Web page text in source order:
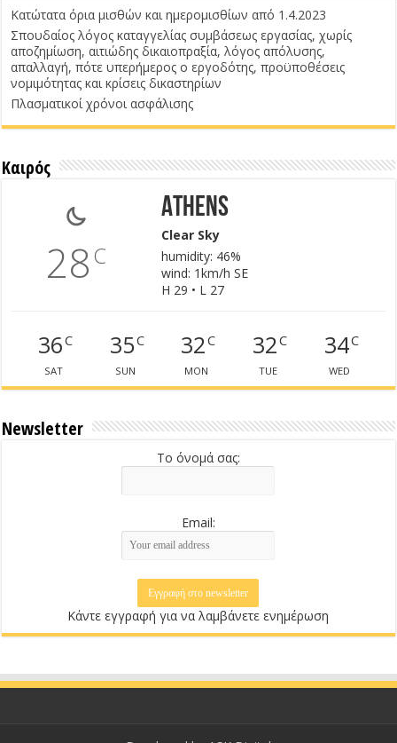
Κατώτατα όρια μισθών και ημερομισθίων από 1.4.2023
Σπουδαίος λόγος καταγγελίας συμβάσεως εργασίας, χωρίς
αποζημίωση, αιτιώδης δικαιοπραξία, λόγος απόλυσης,
απαλλαγή, πότε υπερήμερος ο εργοδότης, προϋποθέσεις
νομιμότητας και κρίσεις δικαστηρίων
Πλασματικοί χρόνοι ασφάλισης
Καιρός
28C
Athens
Clear Sky
humidity: 46%
wind: 1km/h SE
H 29 • L 27
36C
SAT
35C
SUN
32C
MON
32C
TUE
34C
WED
Newsletter
Το όνομά σας:
Email:
Κάντε εγγραφή για να λαμβάνετε ενημέρωση